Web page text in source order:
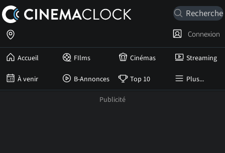
Accueil FIlms Cinémas Streaming
À venir B-Annonces Top 10 Plus...
Connexion